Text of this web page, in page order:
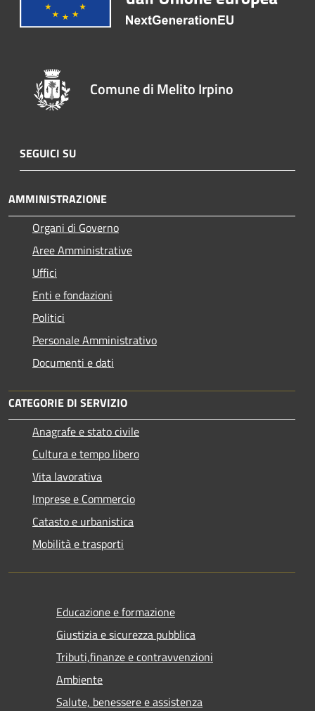
Comune di Melito Irpino
SEGUICI SU
AMMINISTRAZIONE
Organi di Governo
Aree Amministrative
Uffici
Enti e fondazioni
Politici
Personale Amministrativo
Documenti e dati
CATEGORIE DI SERVIZIO
Anagrafe e stato civile
Cultura e tempo libero
Vita lavorativa
Imprese e Commercio
Catasto e urbanistica
Mobilità e trasporti
Educazione e formazione
Giustizia e sicurezza pubblica
Tributi,finanze e contravvenzioni
Ambiente
Salute, benessere e assistenza